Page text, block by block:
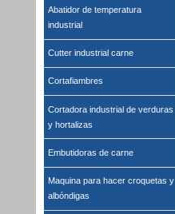
Abatidor de temperatura
industrial
Cutter industrial carne
Cortafiambres
Cortadora industrial de verduras
y hortalizas
Embutidoras de carne
Maquina para hacer croquetas y
albóndigas